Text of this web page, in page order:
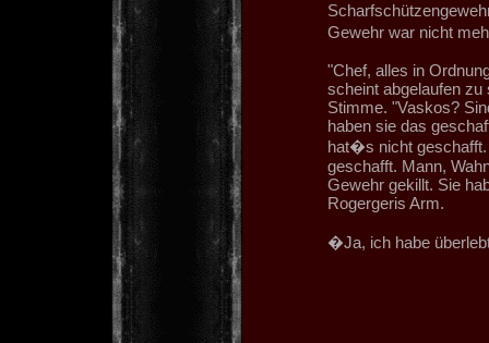
Gewehr war nicht
"Chef, alles in
scheint abgelaufen
Stimme. "Vaskos?
haben sie das
hat�s nicht geschafft.
geschafft. Mann,
Gewehr gekillt. Sie
Rogergeris Arm.
�Ja, ich habe